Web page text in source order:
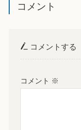
コメント
コメントする
コメント ※